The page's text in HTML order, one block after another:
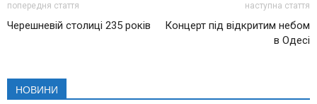
попередня стаття
Черешневій столиці 235 років
наступна стаття
Концерт під відкритим небом
в Одесі
НОВИНИ